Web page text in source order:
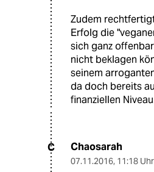
Zudem
Erfolg die
sich ganz
nicht beklagen
seinem
da doch bereits
finanziellen
C Chaosarah
07.11.2016, 11:18 Uhr